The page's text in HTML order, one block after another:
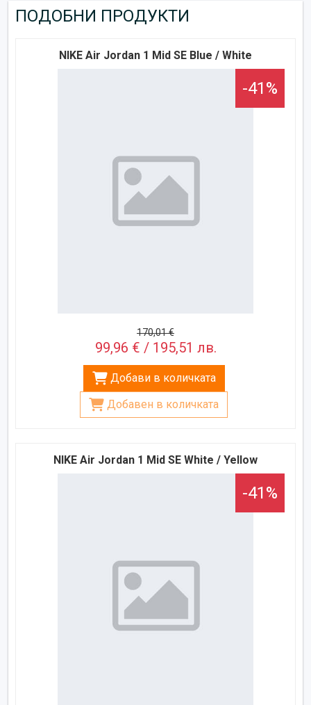
ПОДОБНИ ПРОДУКТИ
NIKE Air Jordan 1 Mid SE Blue / White
-41%
170,01 €
99,96 € / 195,51 лв.
Добави в количката
Добавен в количката
NIKE Air Jordan 1 Mid SE White / Yellow
-41%